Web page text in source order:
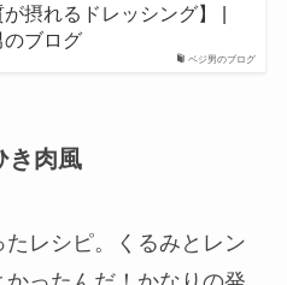
ベジ男のブログ
摂れるドレッシング】 |
のブログ
き肉風
レシピ。くるみとレン